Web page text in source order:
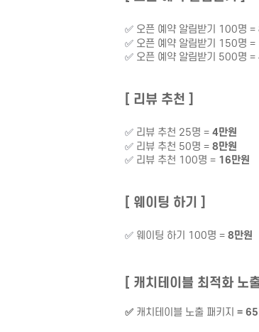
✅오픈 예약 알림받기 100명 =
✅오픈 예약 알림받기 150명 =
✅오픈 예약 알림받기 500명 =
[ 리뷰 추천 ]
✅리뷰 추천 25명 = 4만원
✅ 리뷰 추천 50명 =8만원
✅ 리뷰 추천 100명 = 16만원
[ 웨이팅 하기 ]
✅웨이팅 하기 100명 = 8만원
[ 캐치테이블 최적화 노
✅ 캐치테이블 노출 패키지 = 65